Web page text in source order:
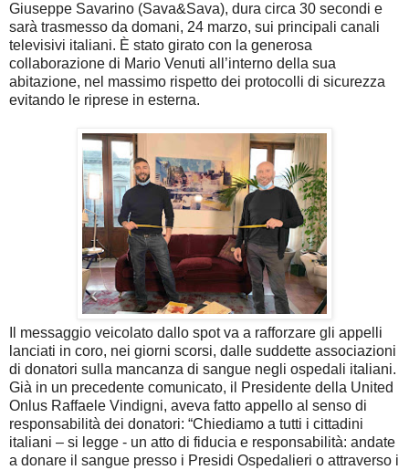
Giuseppe Savarino (Sava&Sava), dura circa 30 secondi e
sarà trasmesso da domani, 24 marzo, sui principali canali
televisivi italiani. È stato girato con la generosa
collaborazione di Mario Venuti all’interno della sua
abitazione, nel massimo rispetto dei protocolli di sicurezza
evitando le riprese in esterna.
Il messaggio veicolato dallo spot va a rafforzare gli appelli
lanciati in coro, nei giorni scorsi, dalle suddette associazioni
di donatori sulla mancanza di sangue negli ospedali italiani.
Già in un precedente comunicato, il Presidente della United
Onlus Raffaele Vindigni, aveva fatto appello al senso di
responsabilità dei donatori: “Chiediamo a tutti i cittadini
italiani – si legge - un atto di fiducia e responsabilità: andate
a donare il sangue presso i Presidi Ospedalieri o attraverso i